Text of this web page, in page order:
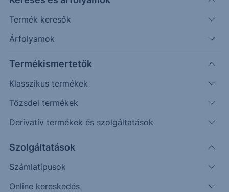
Termék keresők
Árfolyamok
Termékismertetők
Klasszikus termékek
Tőzsdei termékek
Derivatív termékek és szolgáltatások
Szolgáltatások
Számlatípusok
Online kereskedés
További információk kérése